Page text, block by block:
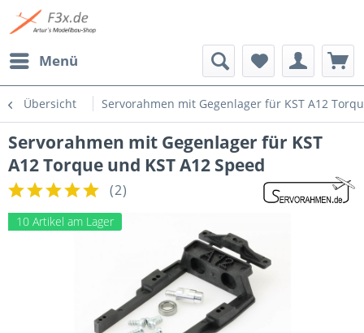
Menü
Übersicht Servorahmen mit Gegenlager für KST A12
Servorahmen mit Gegenlager für KST
A12 Torque und KST A12 Speed
(2)
10 Artikel am Lager